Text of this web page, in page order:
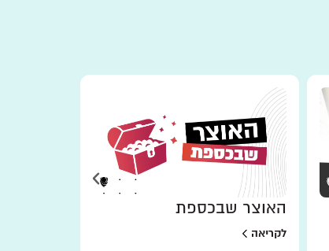
האוצר שבכספת
לקריאה